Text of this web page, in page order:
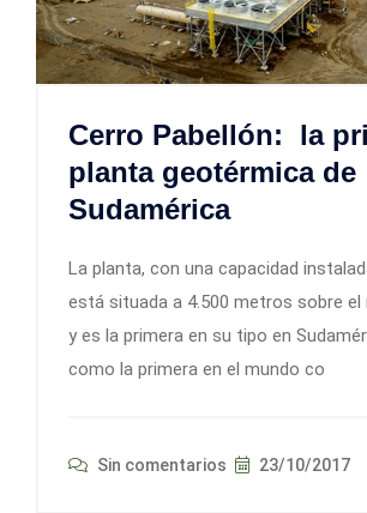
Cerro Pabellón: la
planta geotérmica de
Sudamérica
La planta, con una capacidad
está situada a 4.500 metros sobre el
y es la primera en su tipo en
como la primera en el mundo co
Sin comentarios 23/10/2017